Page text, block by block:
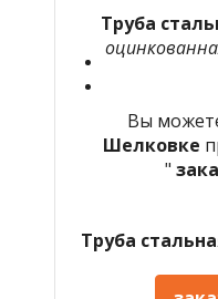
Труба
Вы
Шелковке
"
Труба